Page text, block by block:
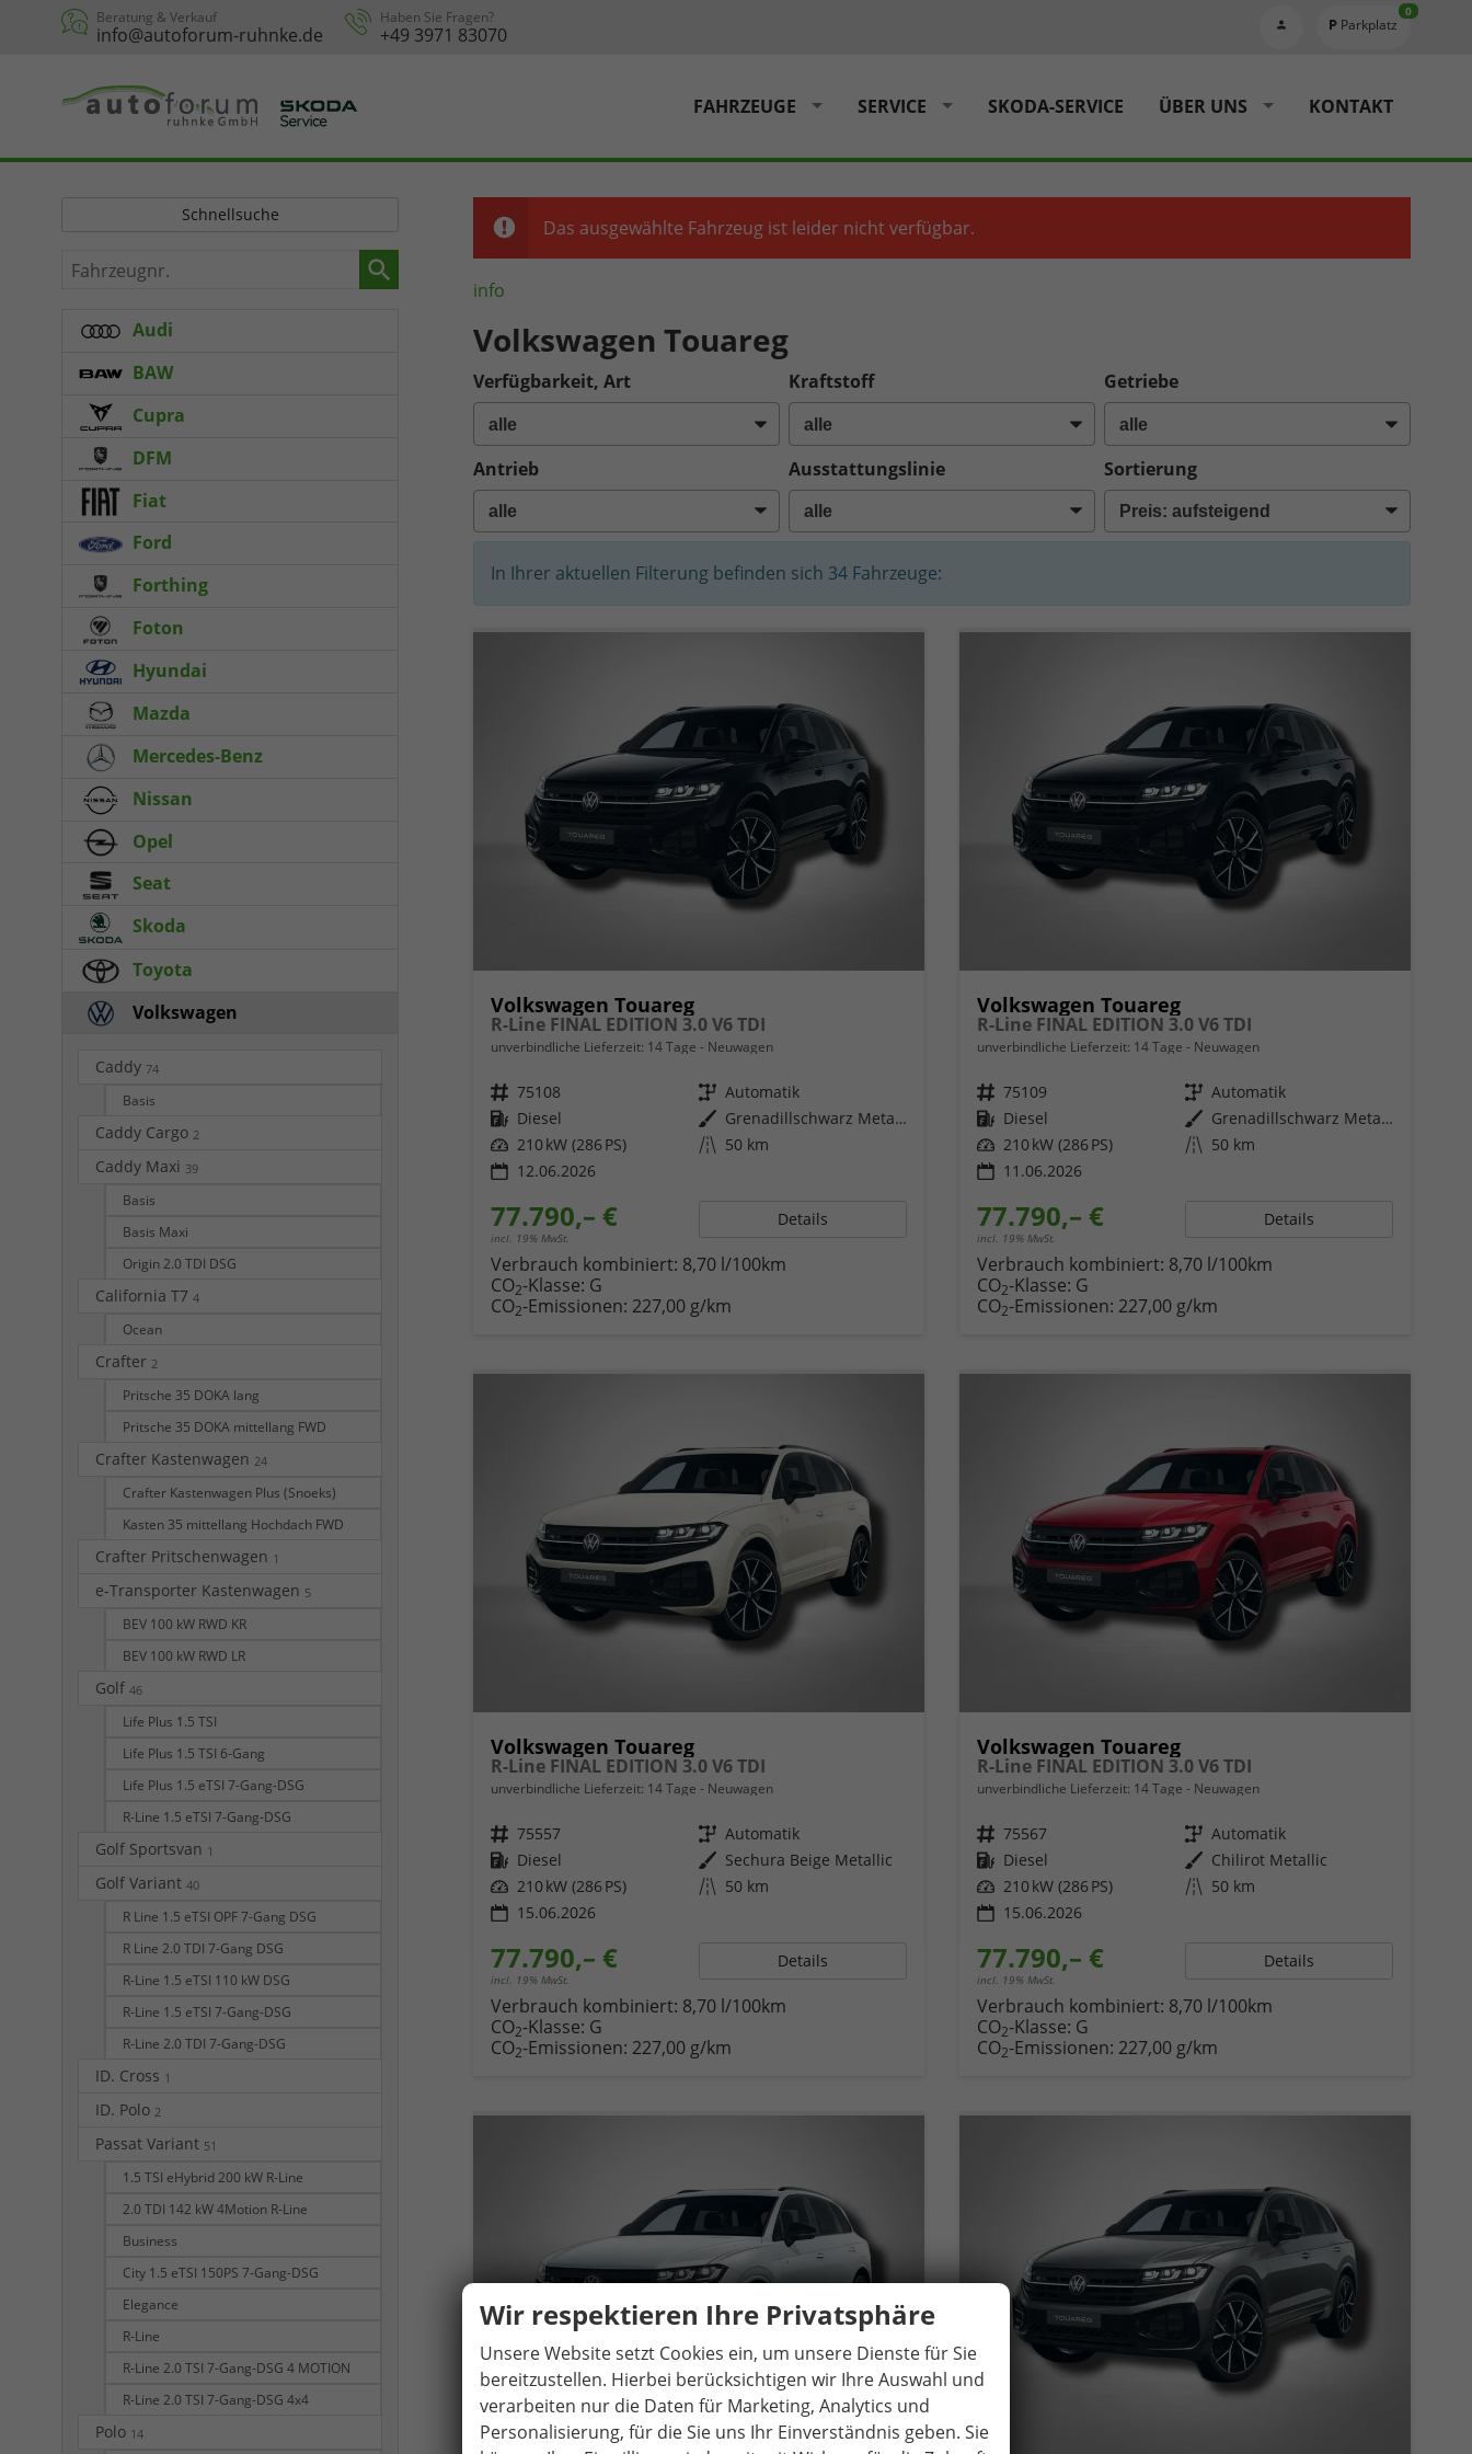
Beratung & Verkauf
info@autoforum-ruhnke.de
Haben Sie Fragen?
+49 3971 83070 Parkplatz
0
FAHRZEUGE SERVICE SKODA-SERVICE ÜBER UNS KONTAKT
Das ausgewählte Fahrzeug ist leider nicht verfügbar.
info
Volkswagen Touareg
Verfügbarkeit, Art Kraftstoff Getriebe
Antrieb Ausstattungslinie Sortierung
In Ihrer aktuellen Filterung befinden sich 34Fahrzeuge:
Volkswagen Touareg
R-Line FINAL EDITION 3.0 V6 TDI
unverbindliche Lieferzeit: 14 Tage Neuwagen
Fahrzeugnr. 75108 Getriebe Automatik
Kraftstoff Diesel Außenfarbe
Grenadillschwarz Metallic
Leistung 210 kW (286 PS) Kilometerstand 50 km
12.06.2026
77.790,– €
incl. 19% MwSt.
Details
Verbrauch kombiniert: 8,70 l/100km
CO2-Klasse: G
CO2-Emissionen: 227,00 g/km
Volkswagen Touareg
R-Line FINAL EDITION 3.0 V6 TDI
unverbindliche Lieferzeit: 14 Tage Neuwagen
Fahrzeugnr. 75109 Getriebe Automatik
Kraftstoff Diesel Außenfarbe
Grenadillschwarz Metallic
Leistung 210 kW (286 PS) Kilometerstand 50 km
11.06.2026
77.790,– €
incl. 19% MwSt.
Details
Verbrauch kombiniert: 8,70 l/100km
CO2-Klasse: G
CO2-Emissionen: 227,00 g/km
Volkswagen Touareg
R-Line FINAL EDITION 3.0 V6 TDI
unverbindliche Lieferzeit: 14 Tage Neuwagen
Fahrzeugnr. 75557 Getriebe Automatik
Kraftstoff Diesel Außenfarbe Sechura Beige Metallic
Leistung 210 kW (286 PS) Kilometerstand 50 km
15.06.2026
77.790,– €
incl. 19% MwSt.
Details
Verbrauch kombiniert: 8,70 l/100km
CO2-Klasse: G
CO2-Emissionen: 227,00 g/km
Volkswagen Touareg
R-Line FINAL EDITION 3.0 V6 TDI
unverbindliche Lieferzeit: 14 Tage Neuwagen
Fahrzeugnr. 75567 Getriebe Automatik
Kraftstoff Diesel Außenfarbe Chilirot Metallic
Leistung 210 kW (286 PS) Kilometerstand 50 km
15.06.2026
77.790,– €
incl. 19% MwSt.
Details
Verbrauch kombiniert: 8,70 l/100km
CO2-Klasse: G
CO2-Emissionen: 227,00 g/km
Schnellsuche
Fahrzeugnr.
Audi
BAW
Cupra
DFM
Fiat
Ford
Forthing
Foton
Hyundai
Mazda
Mercedes-Benz
Nissan
Opel
Seat
Skoda
Toyota
Volkswagen
Caddy 74
Basis
Caddy Cargo 2
Caddy Maxi 39
Basis
Basis Maxi
Origin 2.0 TDI DSG
California T7 4
Ocean
Crafter 2
Pritsche 35 DOKA lang
Pritsche 35 DOKA mittellang FWD
Crafter Kastenwagen 24
Crafter Kastenwagen Plus (Snoeks)
Kasten 35 mittellang Hochdach FWD
Crafter Pritschenwagen 1
e-Transporter Kastenwagen 5
BEV 100 kW RWD KR
BEV 100 kW RWD LR
Golf 46
Life Plus 1.5 TSI
Life Plus 1.5 TSI 6-Gang
Life Plus 1.5 eTSI 7-Gang-DSG
R-Line 1.5 eTSI 7-Gang-DSG
Golf Sportsvan 1
Golf Variant 40
R Line 1.5 eTSI OPF 7-Gang DSG
R Line 2.0 TDI 7-Gang DSG
R-Line 1.5 eTSI 110 kW DSG
R-Line 1.5 eTSI 7-Gang-DSG
R-Line 2.0 TDI 7-Gang-DSG
ID. Cross 1
ID. Polo 2
Passat Variant 51
1.5 TSI eHybrid 200 kW R-Line
2.0 TDI 142 kW 4Motion R-Line
Business
City 1.5 eTSI 150PS 7-Gang-DSG
Elegance
R-Line
R-Line 2.0 TSI 7-Gang-DSG 4 MOTION
R-Line 2.0 TSI 7-Gang-DSG 4x4
Polo 14
Wir respektieren Ihre Privatsphäre
Unsere Website setzt Cookies ein, um unsere Dienste für Sie
bereitzustellen. Hierbei berücksichtigen wir Ihre Auswahl und
verarbeiten nur die Daten für Marketing, Analytics und
Personalisierung, für die Sie uns Ihr Einverständnis geben. Sie